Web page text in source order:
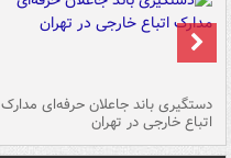
دستگیری باند جاعلان حرفه‌ای مدارک
اتباع خارجی در تهران